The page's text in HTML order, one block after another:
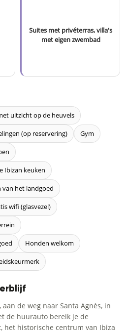
Suites met privéterras, villa's
met eigen zwembad
uitzicht op de heuvels
(op reservering) Gym
Ibizan keuken
van het landgoed
wifi (glasvezel)
Honden welkom
de weg naar Santa Agnès, in
de huurauto bereik je de
het historische centrum van Ibiza